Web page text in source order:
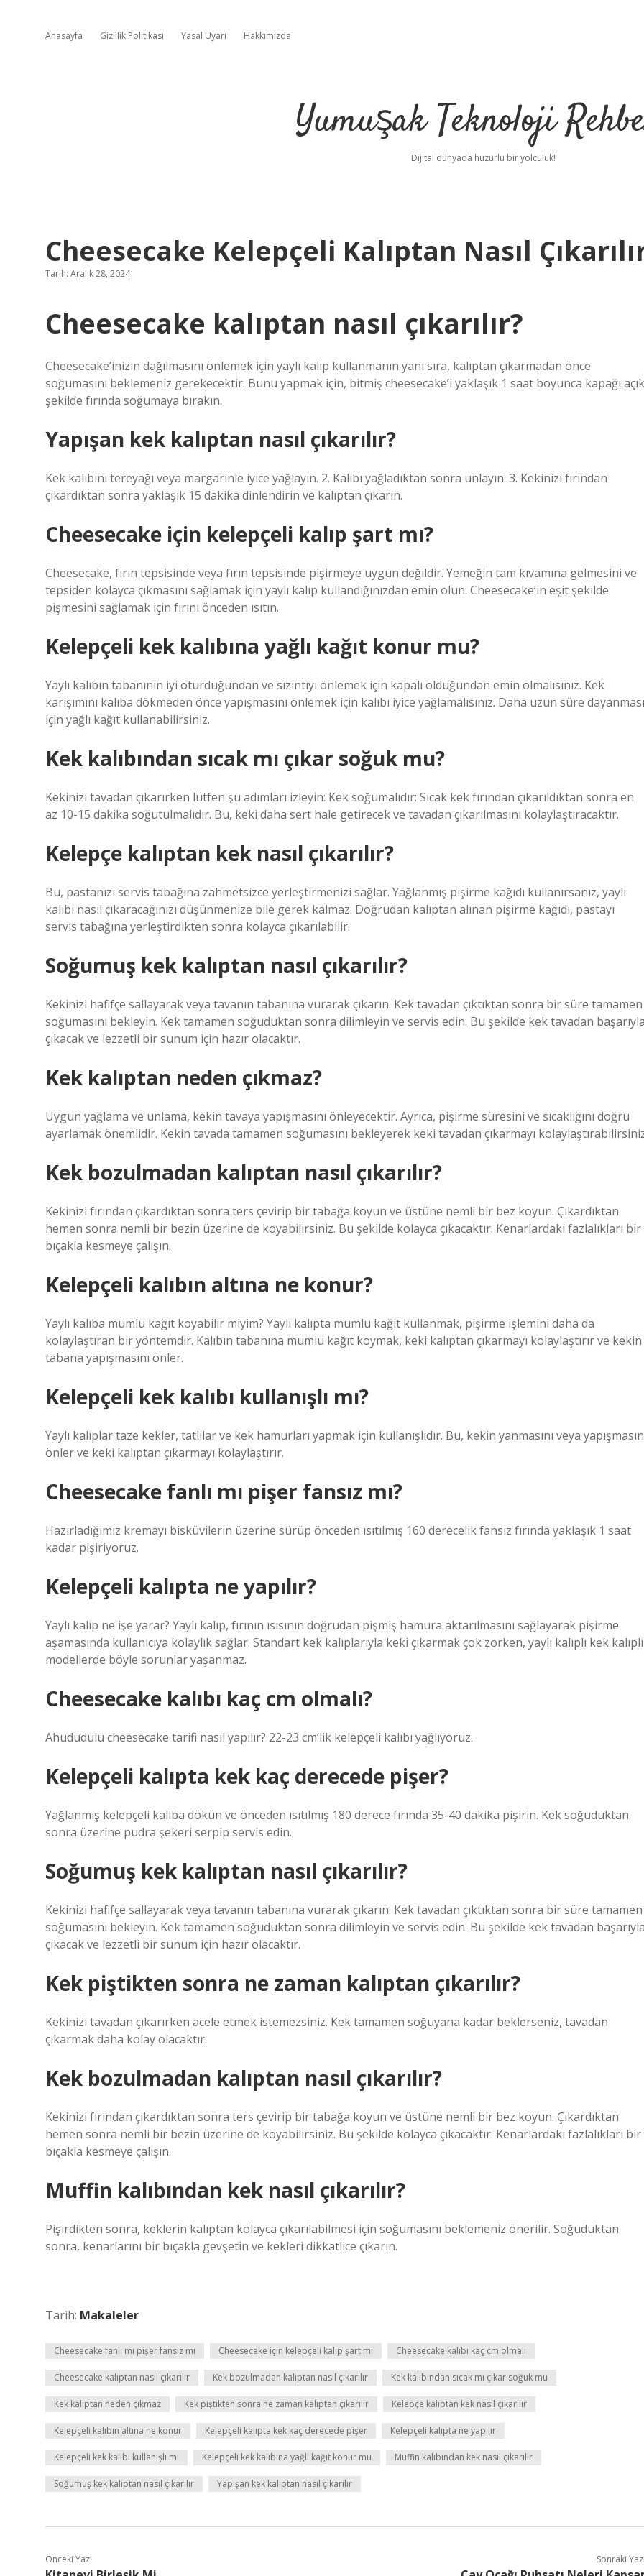
Anasayfa Gizlilik Politikası Yasal Uyarı Hakkımızda
Yumuşak Teknoloji
Dijital dünyada huzurlu bir yolculuk!
Cheesecake Kelepçeli Kalıptan Nasıl
Tarih: Aralık 28, 2024
Cheesecake kalıptan nasıl çıkarılır?
Cheesecake’inizin dağılmasını önlemek için yaylı kalıp kullanmanın yanı sıra, kalıptan çıkarmadan önce
soğumasını beklemeniz gerekecektir. Bunu yapmak için, bitmiş cheesecake’i yaklaşık 1 saat boyunca kapağı açık
şekilde fırında soğumaya bırakın.
Yapışan kek kalıptan nasıl çıkarılır?
Kek kalıbını tereyağı veya margarinle iyice yağlayın. 2. Kalıbı yağladıktan sonra unlayın. 3. Kekinizi fırından
çıkardıktan sonra yaklaşık 15 dakika dinlendirin ve kalıptan çıkarın.
Cheesecake için kelepçeli kalıp şart mı?
Cheesecake, fırın tepsisinde veya fırın tepsisinde pişirmeye uygun değildir. Yemeğin tam kıvamına gelmesini ve
tepsiden kolayca çıkmasını sağlamak için yaylı kalıp kullandığınızdan emin olun. Cheesecake’in eşit şekilde
pişmesini sağlamak için fırını önceden ısıtın.
Kelepçeli kek kalıbına yağlı kağıt konur mu?
Yaylı kalıbın tabanının iyi oturduğundan ve sızıntıyı önlemek için kapalı olduğundan emin olmalısınız. Kek
karışımını kalıba dökmeden önce yapışmasını önlemek için kalıbı iyice yağlamalısınız. Daha uzun süre dayanması
için yağlı kağıt kullanabilirsiniz.
Kek kalıbından sıcak mı çıkar soğuk mu?
Kekinizi tavadan çıkarırken lütfen şu adımları izleyin: Kek soğumalıdır: Sıcak kek fırından çıkarıldıktan sonra en
az 10-15 dakika soğutulmalıdır. Bu, keki daha sert hale getirecek ve tavadan çıkarılmasını kolaylaştıracaktır.
Kelepçe kalıptan kek nasıl çıkarılır?
Bu, pastanızı servis tabağına zahmetsizce yerleştirmenizi sağlar. Yağlanmış pişirme kağıdı kullanırsanız, yaylı
kalıbı nasıl çıkaracağınızı düşünmenize bile gerek kalmaz. Doğrudan kalıptan alınan pişirme kağıdı, pastayı
servis tabağına yerleştirdikten sonra kolayca çıkarılabilir.
Soğumuş kek kalıptan nasıl çıkarılır?
Kekinizi hafifçe sallayarak veya tavanın tabanına vurarak çıkarın. Kek tavadan çıktıktan sonra bir süre tamamen
soğumasını bekleyin. Kek tamamen soğuduktan sonra dilimleyin ve servis edin. Bu şekilde kek tavadan
çıkacak ve lezzetli bir sunum için hazır olacaktır.
Kek kalıptan neden çıkmaz?
Uygun yağlama ve unlama, kekin tavaya yapışmasını önleyecektir. Ayrıca, pişirme süresini ve sıcaklığını doğru
ayarlamak önemlidir. Kekin tavada tamamen soğumasını bekleyerek keki tavadan çıkarmayı
Kek bozulmadan kalıptan nasıl çıkarılır?
Kekinizi fırından çıkardıktan sonra ters çevirip bir tabağa koyun ve üstüne nemli bir bez koyun. Çıkardıktan
hemen sonra nemli bir bezin üzerine de koyabilirsiniz. Bu şekilde kolayca çıkacaktır. Kenarlardaki fazlalıkları bir
bıçakla kesmeye çalışın.
Kelepçeli kalıbın altına ne konur?
Yaylı kalıba mumlu kağıt koyabilir miyim? Yaylı kalıpta mumlu kağıt kullanmak, pişirme işlemini daha da
kolaylaştıran bir yöntemdir. Kalıbın tabanına mumlu kağıt koymak, keki kalıptan çıkarmayı kolaylaştırır ve kekin
tabana yapışmasını önler.
Kelepçeli kek kalıbı kullanışlı mı?
Yaylı kalıplar taze kekler, tatlılar ve kek hamurları yapmak için kullanışlıdır. Bu, kekin yanmasını veya
önler ve keki kalıptan çıkarmayı kolaylaştırır.
Cheesecake fanlı mı pişer fansız mı?
Hazırladığımız kremayı bisküvilerin üzerine sürüp önceden ısıtılmış 160 derecelik fansız fırında yaklaşık 1 saat
kadar pişiriyoruz.
Kelepçeli kalıpta ne yapılır?
Yaylı kalıp ne işe yarar? Yaylı kalıp, fırının ısısının doğrudan pişmiş hamura aktarılmasını sağlayarak pişirme
aşamasında kullanıcıya kolaylık sağlar. Standart kek kalıplarıyla keki çıkarmak çok zorken, yaylı kalıplı kek kalıplı
modellerde böyle sorunlar yaşanmaz.
Cheesecake kalıbı kaç cm olmalı?
Ahududulu cheesecake tarifi nasıl yapılır? 22-23 cm’lik kelepçeli kalıbı yağlıyoruz.
Kelepçeli kalıpta kek kaç derecede pişer?
Yağlanmış kelepçeli kalıba dökün ve önceden ısıtılmış 180 derece fırında 35-40 dakika pişirin. Kek soğuduktan
sonra üzerine pudra şekeri serpip servis edin.
Soğumuş kek kalıptan nasıl çıkarılır?
Kekinizi hafifçe sallayarak veya tavanın tabanına vurarak çıkarın. Kek tavadan çıktıktan sonra bir süre tamamen
soğumasını bekleyin. Kek tamamen soğuduktan sonra dilimleyin ve servis edin. Bu şekilde kek tavadan
çıkacak ve lezzetli bir sunum için hazır olacaktır.
Kek piştikten sonra ne zaman kalıptan çıkarılır?
Kekinizi tavadan çıkarırken acele etmek istemezsiniz. Kek tamamen soğuyana kadar beklerseniz, tavadan
çıkarmak daha kolay olacaktır.
Kek bozulmadan kalıptan nasıl çıkarılır?
Kekinizi fırından çıkardıktan sonra ters çevirip bir tabağa koyun ve üstüne nemli bir bez koyun. Çıkardıktan
hemen sonra nemli bir bezin üzerine de koyabilirsiniz. Bu şekilde kolayca çıkacaktır. Kenarlardaki fazlalıkları bir
bıçakla kesmeye çalışın.
Muffin kalıbından kek nasıl çıkarılır?
Pişirdikten sonra, keklerin kalıptan kolayca çıkarılabilmesi için soğumasını beklemeniz önerilir. Soğuduktan
sonra, kenarlarını bir bıçakla gevşetin ve kekleri dikkatlice çıkarın.
Tarih: Makaleler
Cheesecake fanlı mı pişer fansız mı Cheesecake için kelepçeli kalıp şart mı Cheesecake kalıbı kaç cm olmalı
Cheesecake kalıptan nasıl çıkarılır Kek bozulmadan kalıptan nasıl çıkarılır Kek kalıbından sıcak mı çıkar soğuk mu
Kek kalıptan neden çıkmaz Kek piştikten sonra ne zaman kalıptan çıkarılır Kelepçe kalıptan kek nasıl çıkarılır
Kelepçeli kalıbın altına ne konur Kelepçeli kalıpta kek kaç derecede pişer Kelepçeli kalıpta ne yapılır
Kelepçeli kek kalıbı kullanışlı mı Kelepçeli kek kalıbına yağlı kağıt konur mu Muffin kalıbından kek nasıl çıkarılır
Soğumuş kek kalıptan nasıl çıkarılır Yapışan kek kalıptan nasıl çıkarılır
Önceki Yazı Sonraki